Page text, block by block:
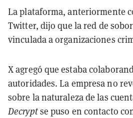
La plataforma, anteriormente
Twitter, dijo que la red de
vinculada a organizaciones
X agregó que estaba
autoridades. La empresa no
sobre la naturaleza de las
Decryptse puso en contacto